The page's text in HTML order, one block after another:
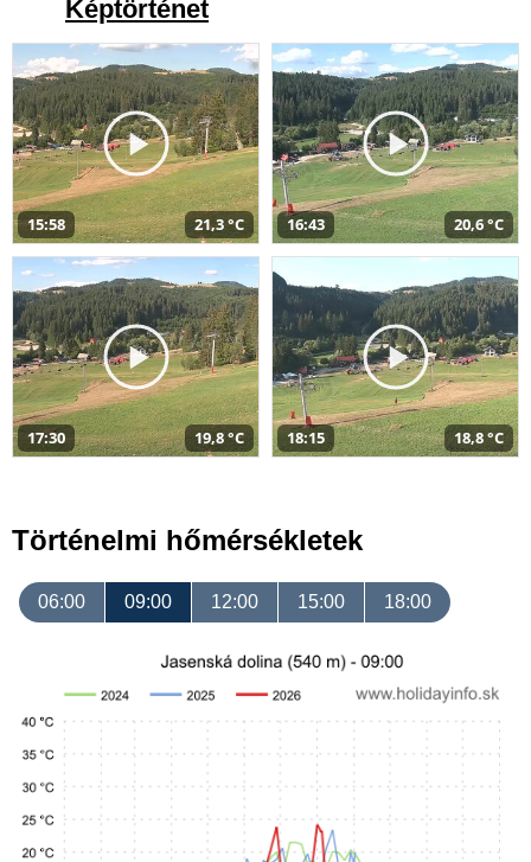
Képtörténet
15:58 21,3 °C 16:43 20,6 °C
17:30 19,8 °C 18:15 18,8 °C
Történelmi hőmérsékletek
06:00 09:00 12:00 15:00 18:00